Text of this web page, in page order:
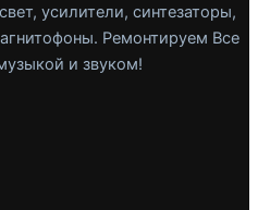
усилители, синтезаторы,
Ремонтируем Все
и звуком!